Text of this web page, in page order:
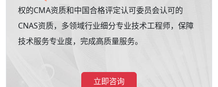
权的CMA资质和中国合格评定认可委员会认可的
CNAS资质，多领域行业细分专业技术工程师，保障
技术服务专业度，完成高质量服务。
立即咨询